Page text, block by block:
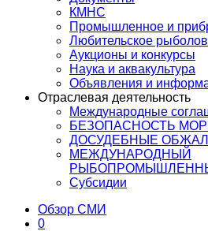
КМНС
Промышленное и
Любительское
Аукционы и конкурсы
Наука и аквакультура
Объявления и
Отраслевая деятельность
Международные
БЕЗОПАСНОСТЬ
ДОСУДЕБНЫЕ
МЕЖДУНАРОДНЫЙ
Субсидии
Обзор СМИ
0